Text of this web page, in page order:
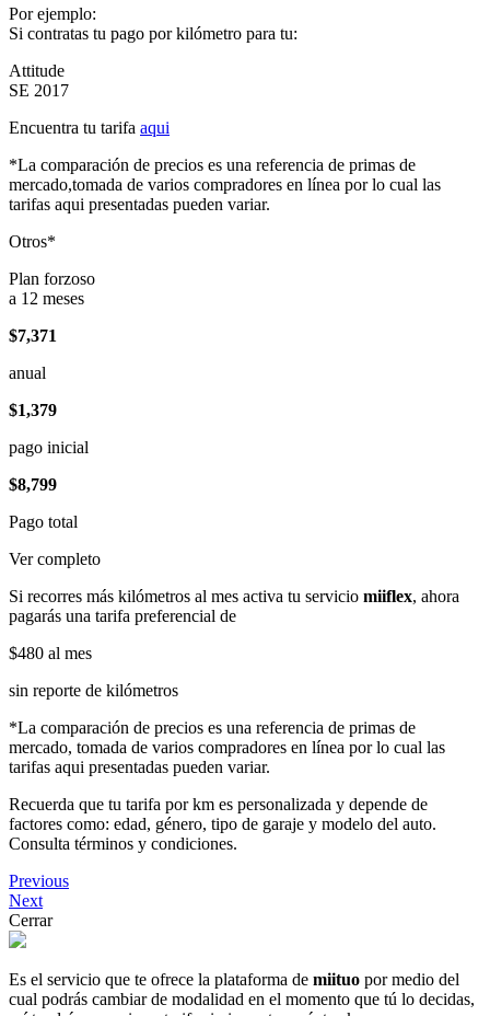
Por ejemplo:
Si contratas tu pago por kilómetro para tu:
Attitude
SE 2017
Encuentra tu tarifa aqui
*La comparación de precios es una referencia de primas de
mercado,tomada de varios compradores en línea por lo cual las
tarifas aqui presentadas pueden variar.
Otros*
Plan forzoso
a 12 meses
$7,371
anual
$1,379
pago inicial
$8,799
Pago total
Ver completo
Si recorres más kilómetros al mes activa tu servicio miiflex, ahora
pagarás una tarifa preferencial de
$480 al mes
sin reporte de kilómetros
*La comparación de precios es una referencia de primas de
mercado, tomada de varios compradores en línea por lo cual las
tarifas aqui presentadas pueden variar.
Recuerda que tu tarifa por km es personalizada y depende de
factores como: edad, género, tipo de garaje y modelo del auto.
Consulta términos y condiciones.
Previous
Next
Cerrar
Es el servicio que te ofrece la plataforma de miituo por medio del
cual podrás cambiar de modalidad en el momento que tú lo decidas,